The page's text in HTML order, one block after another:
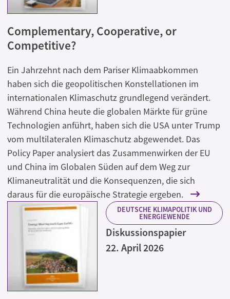
Complementary, Cooperative, or
Competitive?
Ein Jahrzehnt nach dem Pariser Klimaabkommen
haben sich die geopolitischen Konstellationen im
internationalen Klimaschutz grundlegend verändert.
Während China heute die globalen Märkte für grüne
Technologien anführt, haben sich die USA unter Trump
vom multilateralen Klimaschutz abgewendet. Das
Policy Paper analysiert das Zusammenwirken der EU
und China im Globalen Süden auf dem Weg zur
Klimaneutralität und die Konsequenzen, die sich
daraus für die europäische Strategie ergeben.
DEUTSCHE KLIMAPOLITIK UND
ENERGIEWENDE
Diskussionspapier
22. April 2026